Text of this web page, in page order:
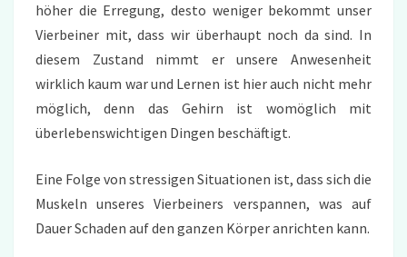
höher die Erregung, desto weniger bekommt unser
Vierbeiner mit, dass wir überhaupt noch da sind. In
diesem Zustand nimmt er unsere Anwesenheit
wirklich kaum war und Lernen ist hier auch nicht mehr
möglich, denn das Gehirn ist womöglich mit
überlebenswichtigen Dingen beschäftigt.
Eine Folge von stressigen Situationen ist, dass sich die
Muskeln unseres Vierbeiners verspannen, was auf
Dauer Schaden auf den ganzen Körper anrichten kann.